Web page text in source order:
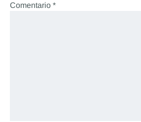
Comentario *